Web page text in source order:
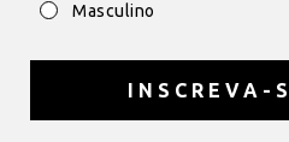
Masculino
INSCREVA-